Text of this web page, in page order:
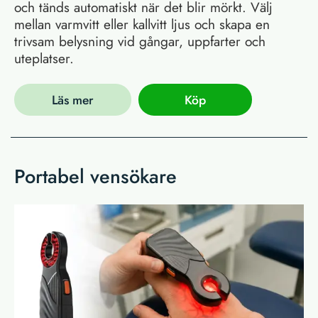
och tänds automatiskt när det blir mörkt. Välj
mellan varmvitt eller kallvitt ljus och skapa en
trivsam belysning vid gångar, uppfarter och
uteplatser.
Läs mer Köp
Portabel vensökare